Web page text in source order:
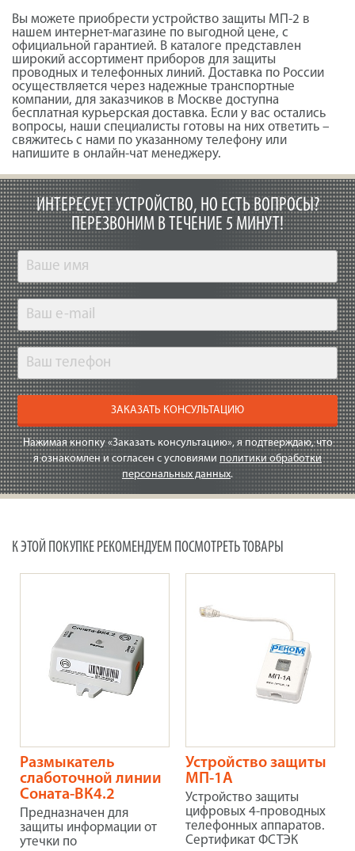
Вы можете приобрести устройство защиты МП-2 в
нашем интернет-магазине по выгодной цене, с
официальной гарантией. В каталоге представлен
широкий ассортимент приборов для защиты
проводных и телефонных линий. Доставка по России
осуществляется через надежные транспортные
компании, для заказчиков в Москве доступна
бесплатная курьерская доставка. Если у вас остались
вопросы, наши специалисты готовы на них ответить –
свяжитесь с нами по указанному телефону или
напишите в онлайн-чат менеджеру.
ИНТЕРЕСУЕТ УСТРОЙСТВО, НО ЕСТЬ ВОПРОСЫ?
ПЕРЕЗВОНИМ В ТЕЧЕНИЕ 5 МИНУТ!
ЗАКАЗАТЬ КОНСУЛЬТАЦИЮ
Нажимая кнопку «Заказать консультацию», я подтверждаю, что
я ознакомлен и согласен с условиями политики обработки
персональных данных.
К ЭТОЙ ПОКУПКЕ РЕКОМЕНДУЕМ ПОСМОТРЕТЬ ТОВАРЫ
Размыкатель
слаботочной линии
Соната-ВК4.2
Предназначен для
защиты информации от
утечки по
Устройство защиты
МП-1А
Устройство защиты
цифровых 4-проводных
телефонных аппаратов.
Сертификат ФСТЭК